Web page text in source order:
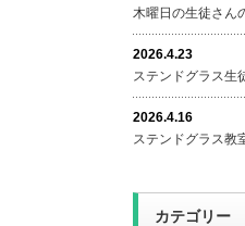
木曜日の生徒さん
2026.4.23
ステンドグラス生
2026.4.16
ステンドグラス教
カテゴリー